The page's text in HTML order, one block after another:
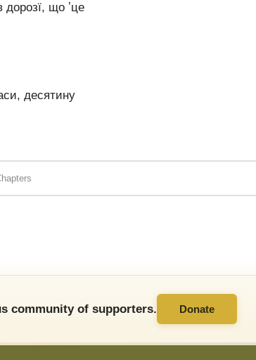
дорозї, що ʼце
десятину
community of supporters. Donate